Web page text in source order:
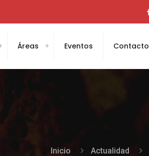
Áreas Eventos Contacto
Inicio Actualidad